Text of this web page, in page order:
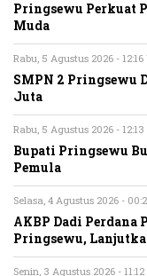
Pringsewu Perkuat
Muda
Rabu, 5 Agustus 2026 - 12:16
SMPN 2 Pringsewu
Juta
Rabu, 5 Agustus 2026 - 12:13
Bupati Pringsewu
Pemula
Selasa, 4 Agustus 2026 -
AKBP Dadi Perdana
Pringsewu,
Senin, 3 Agustus 2026 - 11:12